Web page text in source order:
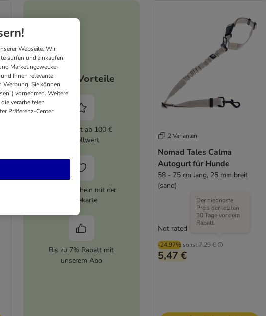
Deine Vorteile
5% Rabatt ab 100 €
Bestellwert
10 € Gutschein mit der
Treuekarte
Bis zu 7% Rabatt mit
unserem Abo
2 Varianten
Nomad Tales Calma
Autogurt für Hunde
58 - 75 cm lang, 25 mm breit
(sand)
-24.97% sonst7,29 €
Der niedrigste
Preis der letzten
30 Tage vor dem
Rabatt
5,47 €
Not rated
Webseite. Wir
surfen und einkaufen
Marketingzwecke-
Ihnen relevante
Sie können
vornehmen. Weitere
verarbeiteten
Präferenz-Center